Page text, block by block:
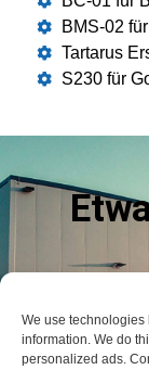
We use technologies
information. We do
personalized ads.
BMS-02
Tartarus
S230 für